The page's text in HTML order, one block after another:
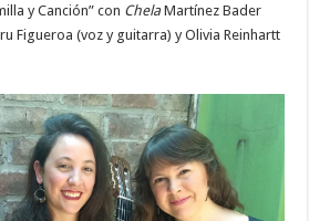
y Canción” con ChelaMartínez Bader
Figueroa (voz y guitarra) y Olivia Reinhartt